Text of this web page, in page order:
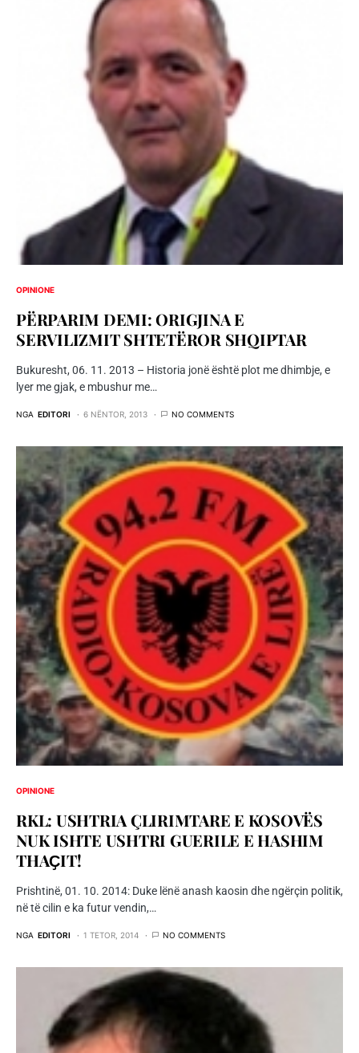
OPINIONE
PËRPARIM DEMI: ORIGJINA E
SERVILIZMIT SHTETËROR SHQIPTAR
Bukuresht, 06. 11. 2013 – Historia jonë është plot me dhimbje, e
lyer me gjak, e mbushur me…
NGA EDITORI 6 NËNTOR, 2013 NO COMMENTS
OPINIONE
RKL: USHTRIA ÇLIRIMTARE E KOSOVËS
NUK ISHTE USHTRI GUERILE E HASHIM
THAҪIT!
Prishtinë, 01. 10. 2014: Duke lënë anash kaosin dhe ngërçin politik,
në të cilin e ka futur vendin,…
NGA EDITORI 1 TETOR, 2014 NO COMMENTS